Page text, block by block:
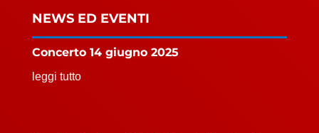
NEWS ED EVENTI
Concerto 14 giugno 2025
leggi tutto